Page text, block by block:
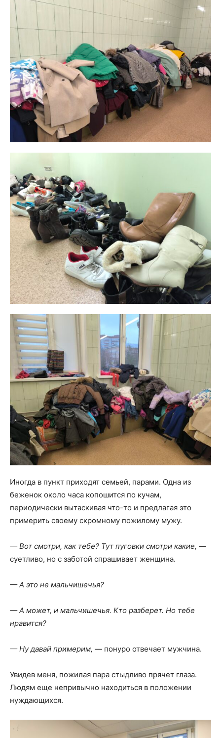
Иногда в пункт приходят семьей, парами. Одна из
беженок около часа копошится по кучам,
периодически вытаскивая что-то и предлагая это
примерить своему скромному пожилому мужу.
— Вот смотри, как тебе? Тут пуговки смотри какие, —
суетливо, но с заботой спрашивает женщина.
— А это не мальчишечья?
— А может, и мальчишечья. Кто разберет. Но тебе
нравится?
— Ну давай примерим, — понуро отвечает мужчина.
Увидев меня, пожилая пара стыдливо прячет глаза.
Людям еще непривычно находиться в положении
нуждающихся.